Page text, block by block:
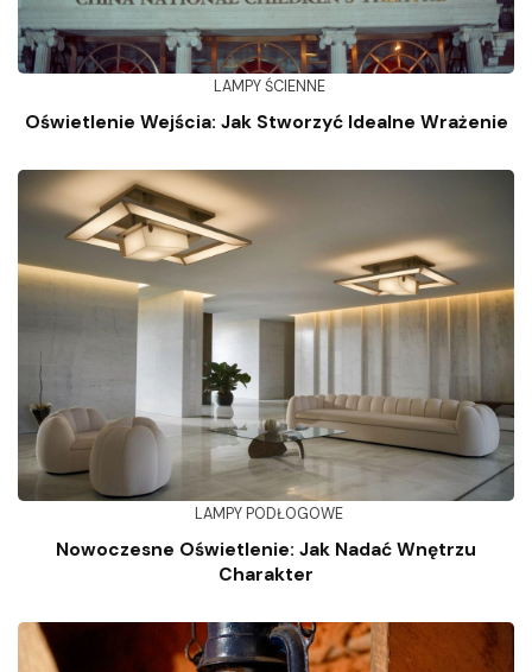
LAMPY ŚCIENNE
Oświetlenie Wejścia: Jak Stworzyć Idealne Wrażenie
LAMPY PODŁOGOWE
Nowoczesne Oświetlenie: Jak Nadać Wnętrzu
Charakter